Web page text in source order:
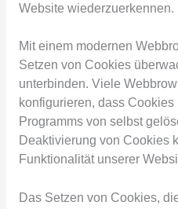
Website wiederzuerkennen.
Mit einem modernen
Setzen von Cookies
unterbinden. Viele
konfigurieren, dass
Programms von selbst
Deaktivierung von Cookies
Funktionalität unserer
Das Setzen von Cookies,